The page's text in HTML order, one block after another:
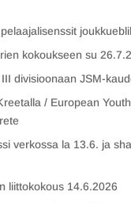
kokoukseen su
divisioonaan JSM-
/ European
verkossa la 13.6. ja
liittokokous 14.6.2026